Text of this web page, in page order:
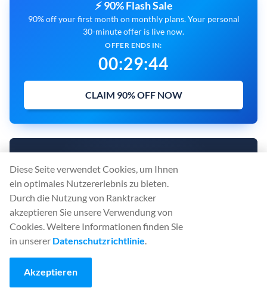
⚡ 90% Flash Sale
90% off your first month on monthly plans. Your personal
30-minute offer is live now.
OFFER ENDS IN:
00:29:43
CLAIM 90% OFF NOW
EFFEKTIVES SEO
Rank Tracker
Keyword Finder
SERP Checker
Website Audit
Diese Seite verwendet Cookies, um Ihnen
ein optimales Nutzererlebnis zu bieten.
Durch die Nutzung von Ranktracker
akzeptieren Sie unsere Verwendung von
Cookies. Weitere Informationen finden Sie
in unserer Datenschutzrichtlinie.
Akzeptieren